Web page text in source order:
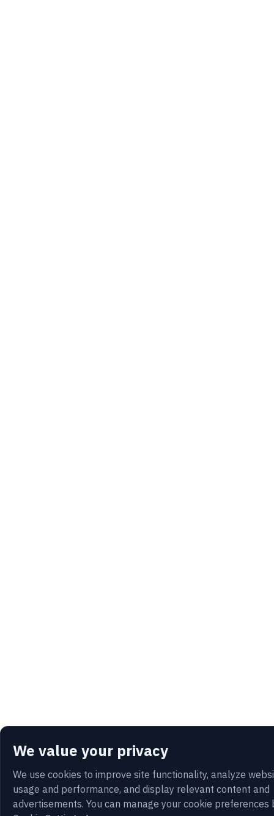
We value your privacy
We use cookies to improve site functionality, analyze
usage and performance, and display relevant content and
advertisements. You can manage your cookie preferences